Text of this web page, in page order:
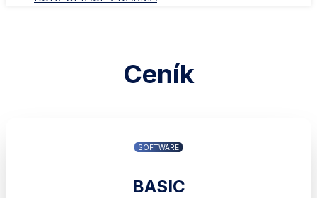
Ceník
SOFTWARE
BASIC